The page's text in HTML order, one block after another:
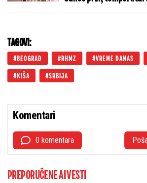
evo kakve će biti noći
TAGOVI:
BEOGRAD RHMZ VREME DANAS
KIŠA SRBIJA
Komentari
0 komentara
PREPORUČENE AI VESTI